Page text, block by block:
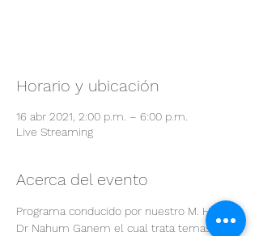
Horario y ubicación
16 abr 2021, 2:00 p.m. – 6:00 p.m.
Live Streaming
Acerca del evento
Programa conducido por nuestro M. H. M.
Dr Nahum Ganem el cual trata temas de